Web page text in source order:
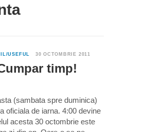
USEFUL 30 OCTOMBRIE 2011
timp!
(sambata spre duminica)
oficiala de iarna. 4:00 devine
acesta 30 octombrie este